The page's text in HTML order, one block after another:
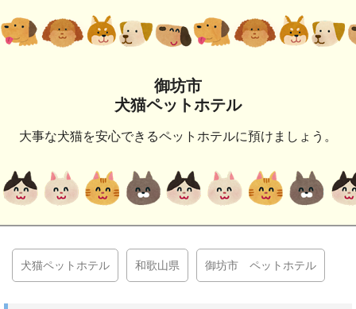
御坊市
犬猫ペットホテル
大事な犬猫を安心できるペットホテルに預けましょう。
犬猫ペットホテル 和歌山県 御坊市 ペットホテル